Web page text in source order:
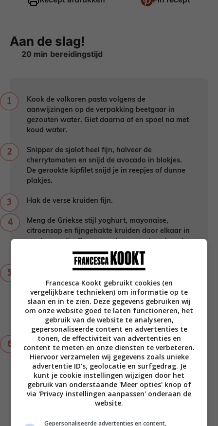
Aan de slag!
20 minuten
min
Kook de volkoren pasta volgens de
aanwijzingen op de verpakking beetgaar in
gezouten water. Giet daarna af en spoel na met
koud water.
Snipper de sjalot heel fijn, halveer de
cherrytomaten en snijd de avocado in blokjes.
De gerookte kipfilet snijd je in reepjes of dunne
plakjes.
Hak de verse kruiden fijn.
Meng de Griekse stijl yoghurt, mayonaise,
citroensap en fijngehakte kruiden door elkaar in
een kommetje. Breng goed op smaak met zout
Meng de gekookte pasta, sjalot, cherrytomaten,
avocado, gerookte kipfilet en rucola door elkaar
in een kom. Breng naar eigen wens op smaak
met de kruidendressing (overgebleven
yoghurtdressing kun je, goed afgedekt, tot 4
dagen bewaren in de koelkast).
Tip: Niet op de foto, maar probeerden we nog
succesvol uit: deze pastasalade met kip smaakt
nog lekkerder met grof geraspte Parmezaanse
kaas erover. Geniet ervan!
personen.
Francesca Kookt gebruikt cookies (en
vergelijkbare technieken) om informatie op te
slaan en in te zien. Deze gegevens gebruiken wij
om onze website goed te laten functioneren, het
gebruik van de website te analyseren,
gepersonaliseerde content en advertenties te
tonen, de effectiviteit van advertenties en
content te meten en onze diensten te verbeteren.
Hiervoor verzamelen wij gegevens zoals unieke
advertentie ID’s, geolocatie en surfgedrag. Je
kunt je cookie instellingen wijzigen door het
gebruik van onderstaande 'Meer opties' knop of
via 'Privacy instellingen aanpassen' onderaan de
website.
Gepersonaliseerde advertenties en content,